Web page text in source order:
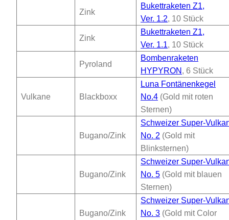
Zink
Bukettraketen Z1,
Ver. 1.2, 10 Stück
Zink
Bukettraketen Z1,
Ver. 1.1, 10 Stück
Pyroland
Bombenraketen
HYPYRON , 6 Stück
Vulkane Blackboxx
Luna Fontänenkegel
No.4 (Gold mit roten
Sternen)
Bugano/Zink
Schweizer Super-
No. 2 (Gold mit
Blinksternen)
Bugano/Zink
Schweizer Super-
No. 5 (Gold mit blauen
Sternen)
Bugano/Zink
Schweizer Super-
No. 3 (Gold mit Color